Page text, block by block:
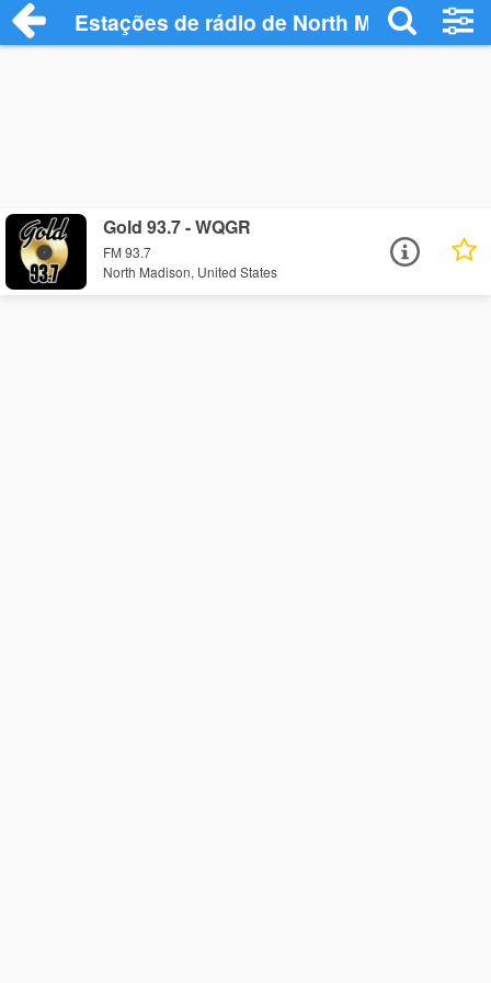
Estações de rádio de North Madison -
Gold 93.7 - WQGR
FM 93.7
North Madison, United States